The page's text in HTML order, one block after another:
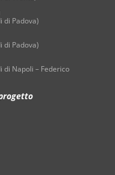
di Padova)
di Padova)
di Napoli – Federico